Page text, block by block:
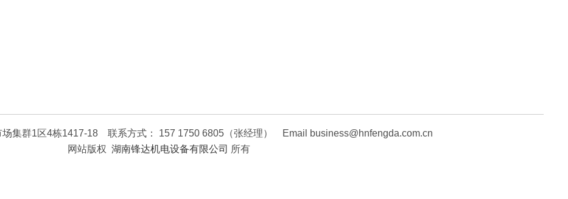
场集群1区4栋1417-18 联系方式： 157 1750 6805（张经理） Email business@hnfengda.com.cn
网站版权 湖南锋达机电设备有限公司 所有